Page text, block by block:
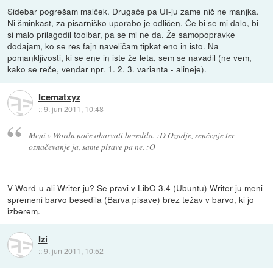
Sidebar pogrešam malček. Drugače pa UI-ju zame nič ne manjka.
Ni šminkast, za pisarniško uporabo je odličen. Če bi se mi dalo, bi
si malo prilagodil toolbar, pa se mi ne da. Že samopopravke
dodajam, ko se res fajn naveličam tipkat eno in isto. Na
pomankljivosti, ki se ene in iste že leta, sem se navadil (ne vem,
kako se reče, vendar npr. 1. 2. 3. varianta - alineje).
Icematxyz
::9. jun 2011, 10:48
Meni v Wordu noče obarvati besedila. :D Ozadje, senčenje ter
označevanje ja, same pisave pa ne. :O
V Word-u ali Writer-ju? Se pravi v LibO 3.4 (Ubuntu) Writer-ju meni
spremeni barvo besedila (Barva pisave) brez težav v barvo, ki jo
izberem.
Izi
::9. jun 2011, 10:52